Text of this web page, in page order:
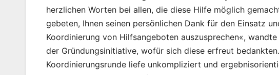
herzlichen Worten bei allen, die diese Hilfe möglich
gebeten, Ihnen seinen persönlichen Dank für den Einsatz
Koordinierung von Hilfsangeboten auszusprechen«,
der Gründungsinitiative, wofür sich diese erfreut
Koordinierungsrunde liefe unkompliziert und